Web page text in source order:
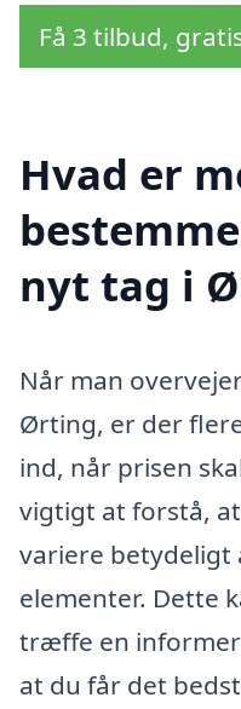
Få 3 tilbud,
Hvad er
nyt tag i
Når man
Ørting, er der
ind, når prisen
vigtigt at forstå,
variere
elementer. Dette
træffe en
at du får det